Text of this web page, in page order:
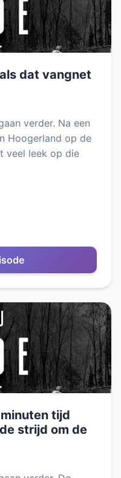
dat vangnet
verder. Na een
Hoogerland op de
veel leek op die
tijd
strijd om de